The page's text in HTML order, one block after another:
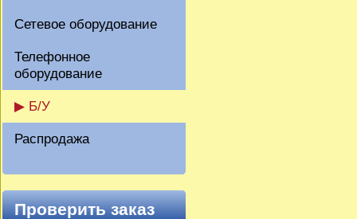
Сетевое оборудование
Телефонное
оборудование
▶ Б/У
Распродажа
Проверить заказ